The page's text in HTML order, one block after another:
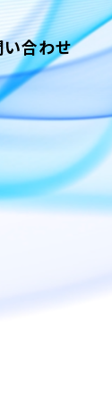
い合わせ